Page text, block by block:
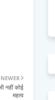
NEWER
नहीं कोई
महत्व